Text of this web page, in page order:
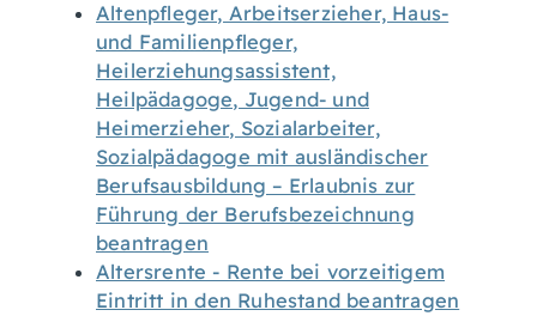
Altenpfleger, Arbeitserzieher, Haus-
und Familienpfleger,
Heilerziehungsassistent,
Heilpädagoge, Jugend- und
Heimerzieher, Sozialarbeiter,
Sozialpädagoge mit ausländischer
Berufsausbildung – Erlaubnis zur
Führung der Berufsbezeichnung
beantragen
Altersrente - Rente bei vorzeitigem
Eintritt in den Ruhestand beantragen